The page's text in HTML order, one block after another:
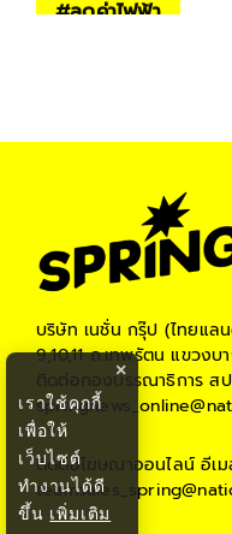
#ลดค่าไฟฟ้า
บริษัท เนชั่น กรุ๊ป (ไทยแล
9,10,11 ถ.เทพรัตน แขวงบ
ติดต่อกองบรรณาธิการ ส
ติดต่อโฆษณาออนไลน์ อีเ
×
เราใช้คุกกี้
เพื่อให้
เว็บไซต์
ทำงานได้ดี
ขึ้น เพิ่มเติม